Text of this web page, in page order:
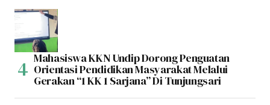
Mahasiswa KKN Undip Dorong Penguatan
Orientasi Pendidikan Masyarakat Melalui
Gerakan “1 KK 1 Sarjana” Di Tunjungsari